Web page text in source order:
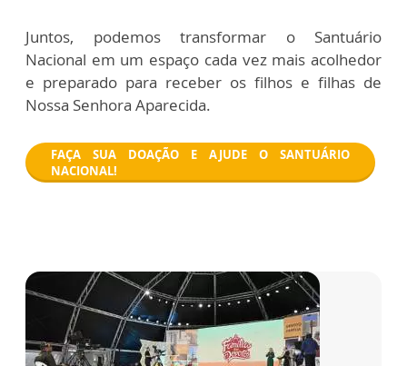
Juntos, podemos transformar o Santuário
Nacional em um espaço cada vez mais acolhedor
e preparado para receber os filhos e filhas de
Nossa Senhora Aparecida.
FAÇA SUA DOAÇÃO E AJUDE O SANTUÁRIO
NACIONAL!